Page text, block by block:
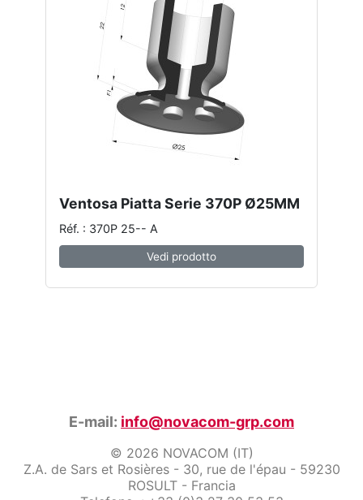
Ventosa Piatta Serie 370P Ø25MM
Réf. : 370P 25-- A
Vedi prodotto
E-mail: info@novacom-grp.com
© 2026 NOVACOM (IT)
Z.A. de Sars et Rosières - 30, rue de l'épau - 59230
ROSULT - Francia